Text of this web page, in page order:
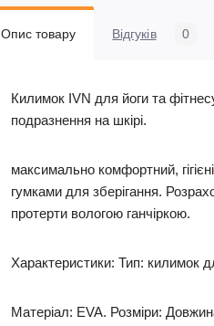
Опис товару Відгуків 0
Килимок IVN для йоги та
подразнення на шкірі.
максимально комфортний,
гумками для зберігання.
протерти вологою ганчіркою.
Характеристики: Тип: килимок
Матеріал: EVA. Розміри: